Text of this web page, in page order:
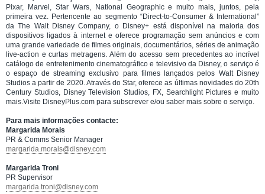
Pixar, Marvel, Star Wars, National Geographic e muito mais, juntos, pela
primeira vez. Pertencente ao segmento “Direct-to-Consumer & International”
da The Walt Disney Company, o Disney+ está disponível na maioria dos
dispositivos ligados à internet e oferece programação sem anúncios e com
uma grande variedade de filmes originais, documentários, séries de animação
live-action e curtas metragens. Além do acesso sem precedentes ao incrível
catálogo de entretenimento cinematográfico e televisivo da Disney, o serviço é
o espaço de streaming exclusivo para filmes lançados pelos Walt Disney
Studios a partir de 2020. Através do Star, oferece as últimas novidades do 20th
Century Studios, Disney Television Studios, FX, Searchlight Pictures e muito
mais.Visite DisneyPlus.com para subscrever e/ou saber mais sobre o serviço.
Para mais informações contacte:
Margarida Morais
PR & Comms Senior Manager
margarida.morais@disney.com
Margarida Troni
PR Supervisor
margarida.troni@disney.com